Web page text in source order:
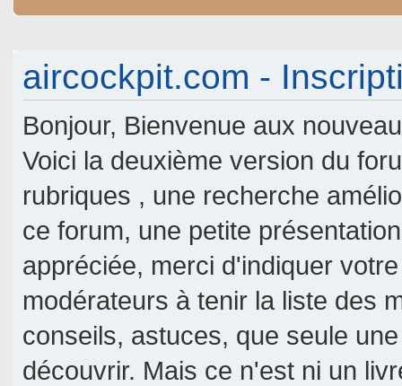
aircockpit.com -
Bonjour, Bienvenue aux
Voici la deuxième version du
rubriques , une recherche
ce forum, une petite
appréciée, merci d'indiquer
modérateurs à tenir la liste des
conseils, astuces, que seule
découvrir. Mais ce n'est ni un